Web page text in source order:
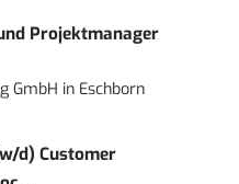
Projektmanager
GmbH in Eschborn
d) Customer